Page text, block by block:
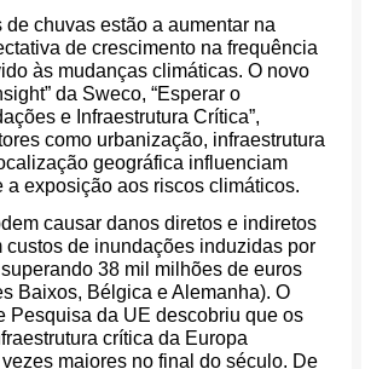
de chuvas estão a aumentar na
de crescimento na frequência
às mudanças climáticas. O novo
da Sweco, “Esperar o
e Infraestrutura Crítica”,
como urbanização, infraestrutura
geográfica influenciam
a exposição aos riscos climáticos.
causar danos diretos e indiretos
custos de inundações induzidas por
38 mil milhões de euros
Baixos, Bélgica e Alemanha). O
Pesquisa da UE descobriu que os
crítica da Europa
maiores no final do século. De